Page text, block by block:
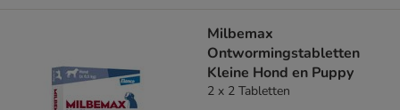
Milbemax
Ontwormingstabletten
Kleine Hond en Puppy
2 x 2 Tabletten